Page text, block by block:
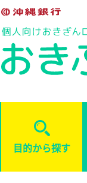
目的から探す